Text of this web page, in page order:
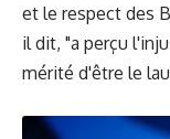
et le respect des
il dit, "a perçu
mérité d'être le